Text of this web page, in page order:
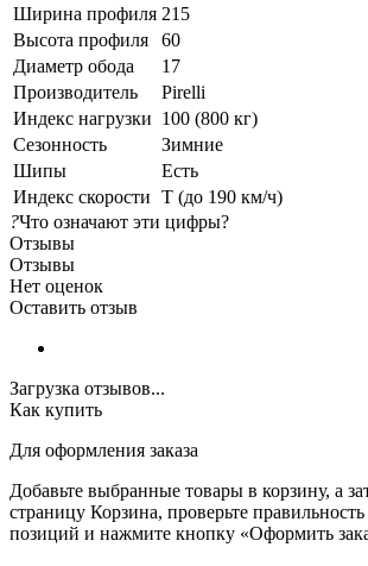
Ширина профиля 215
Высота профиля
60
Диаметр обода
17
Производитель
Pirelli
Индекс нагрузки 100 (800 кг)
Сезонность
Зимние
Шипы
Есть
Индекс скорости T (до 190 км/ч)
?Что означают эти цифры?
Отзывы
Отзывы
Нет оценок
Оставить отзыв
Загрузка отзывов...
Как купить
Для оформления заказа
Добавьте выбранные товары в корзину, а
страницу Корзина, проверьте
позиций и нажмите кнопку «Оформить